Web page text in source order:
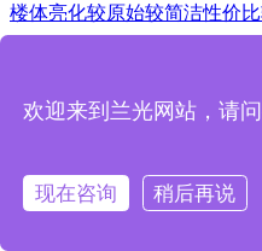
楼体亮化较原始较简洁性价
技术支持:动
欢迎来到兰光网站，请
现在咨询 稍后再说